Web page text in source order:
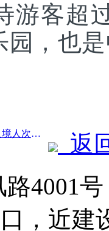
游客超
园，也
前一篇：深圳机场口岸今年出入境人次突破300万，创历史同期新高
返
4001
，近建